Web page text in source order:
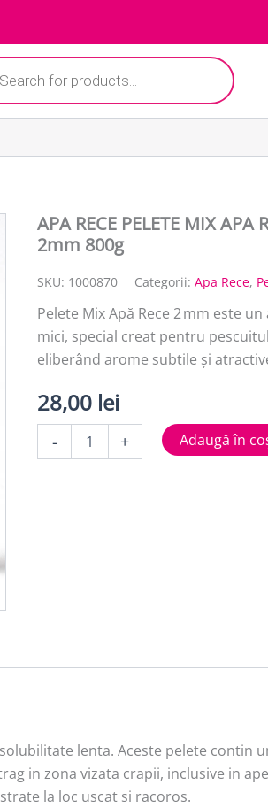
APA RECE PELETE MIX APA
2mm 800g
SKU: 1000870 Categorii:Apa Rece,
Pelete Mix Apă Rece 2 mm este
mici, special creat pentru
eliberând arome subtile și
28,00 lei
-
APA
+ Adaugă în
lenta. Aceste pelete contin
in zona vizata crapii, inclusive in
la loc uscat si racoros.